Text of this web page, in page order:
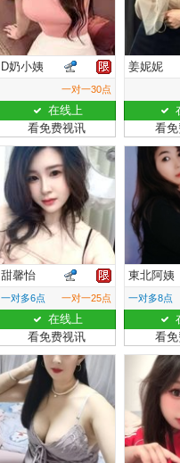
D奶小姨
一对一30点
在线上
看免费视讯
姜妮妮
看
甜馨怡
一对多6点 一对一25点
在线上
看免费视讯
東北阿姨
一对多8点
看